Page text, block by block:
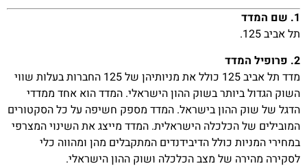
1. שם המדד
תל אביב 125.
2. פרופיל המדד
מדד תל אביב 125 כולל את מניותיהן של 125 החברות בעלות שווי
השוק הגדול ביותר בשוק ההון הישראלי. המדד הוא אחד ממדדי
הדגל של שוק ההון בישראל. המדד מספק חשיפה על כל הסקטורים
המובילים של הכלכלה הישראלית. המדד מייצג את השינוי המצרפי
במחירי המניות כולל הדיבידנדים המתקבלים מהן ומהווה כלי
לסקירה מהירה של מצב הכלכלה ושוק ההון הישראלי.